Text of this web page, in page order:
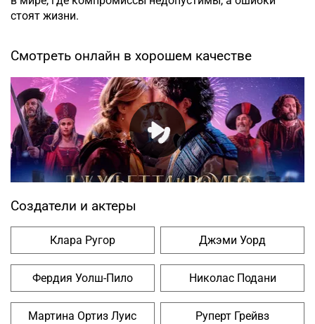
стоят жизни.
Смотреть онлайн в хорошем качестве
Создатели и актеры
Клара Ругор Джэми Уорд
Фердия Уолш-Пило Николас Подани
Мартина Ортиз Луис Руперт Грейвз